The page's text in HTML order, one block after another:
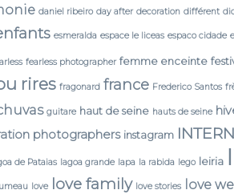
daniel ribeiro day after decoration différent
esmeralda espace le liceas espaco cidade
fearless photographer femme enceinte
rires fragonard france Frederico Santos
guitare haut de seine hauts de seine
photographers instagram
de Pataias lagoa grande lapa la rabida lego leiria
love love family love stories love